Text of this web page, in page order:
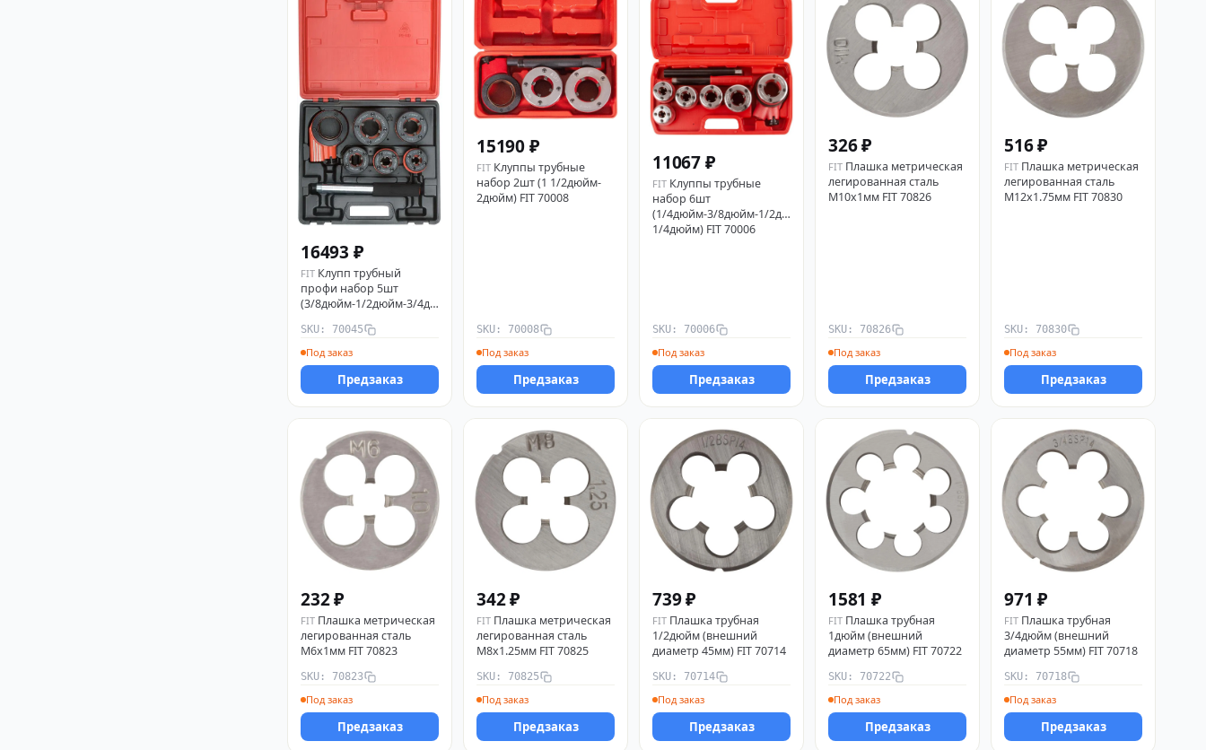
16493 ₽
FIT Клупп трубный
профи набор 5шт
(3/8дюйм-1/2дюйм-3/4дюйм-1дюйм-1
SKU: 70045
Под заказ
Предзаказ
15190 ₽
FIT Клуппы трубные
набор 2шт (1 1/2дюйм-
2дюйм) FIT 70008
SKU: 70008
Под заказ
Предзаказ
11067 ₽
FIT Клуппы трубные
набор 6шт
(1/4дюйм-3/8дюйм-1/2дюйм-3/4дюйм-1дюйм-1
1/4дюйм) FIT 70006
SKU: 70006
Под заказ
Предзаказ
326 ₽
FIT Плашка метрическая
легированная сталь
М10х1мм FIT 70826
SKU: 70826
Под заказ
Предзаказ
516 ₽
FIT Плашка метрическая
легированная сталь
М12х1.75мм FIT 70830
SKU: 70830
Под заказ
Предзаказ
232 ₽
FIT Плашка метрическая
легированная сталь
М6х1мм FIT 70823
SKU: 70823
Под заказ
Предзаказ
342 ₽
FIT Плашка метрическая
легированная сталь
М8х1.25мм FIT 70825
SKU: 70825
Под заказ
Предзаказ
739 ₽
FIT Плашка трубная
1/2дюйм (внешний
диаметр 45мм) FIT 70714
SKU: 70714
Под заказ
Предзаказ
1581 ₽
FIT Плашка трубная
1дюйм (внешний
диаметр 65мм) FIT 70722
SKU: 70722
Под заказ
Предзаказ
971 ₽
FIT Плашка трубная
3/4дюйм (внешний
диаметр 55мм) FIT 70718
SKU: 70718
Под заказ
Предзаказ